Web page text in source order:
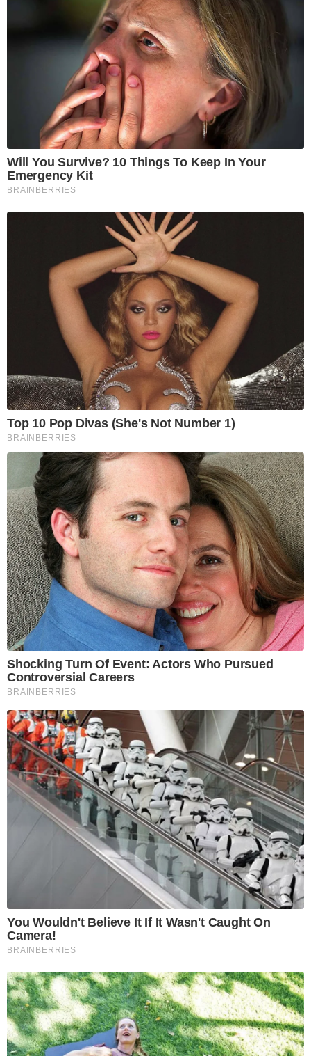
Will You Survive? 10 Things To Keep In Your
Emergency Kit
BRAINBERRIES
Top 10 Pop Divas (She's Not Number 1)
BRAINBERRIES
Shocking Turn Of Event: Actors Who Pursued
Controversial Careers
BRAINBERRIES
You Wouldn't Believe It If It Wasn't Caught On
Camera!
BRAINBERRIES